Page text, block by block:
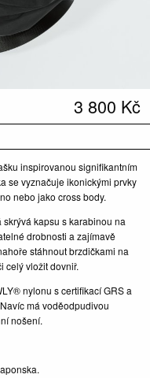
3 800 Kč
inspirovanou signifikantním
se vyznačuje ikonickými prvky
nebo jako cross body.
kapsu s karabinou na
drobnosti a zajímavě
stáhnout brzdičkami na
celý vložit dovniř.
nylonu s certifikací GRS a
má voděodpudivou
nošení.